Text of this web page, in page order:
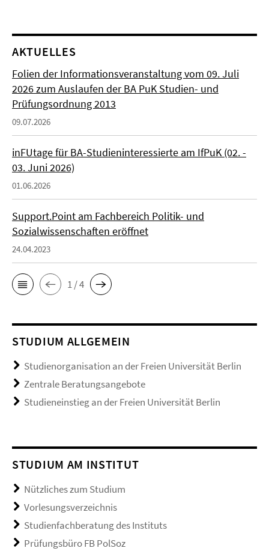
AKTUELLES
Folien der Informationsveranstaltung vom 09. Juli
2026 zum Auslaufen der BA PuK Studien- und
Prüfungsordnung 2013
09.07.2026
inFUtage für BA-Studieninteressierte am IfPuK (02. -
03. Juni 2026)
01.06.2026
Support.Point am Fachbereich Politik- und
Sozialwissenschaften eröffnet
24.04.2023
1 / 4
STUDIUM ALLGEMEIN
Studienorganisation an der Freien Universität Berlin
Zentrale Beratungsangebote
Studieneinstieg an der Freien Universität Berlin
STUDIUM AM INSTITUT
Nützliches zum Studium
Vorlesungsverzeichnis
Studienfachberatung des Instituts
Prüfungsbüro FB PolSoz